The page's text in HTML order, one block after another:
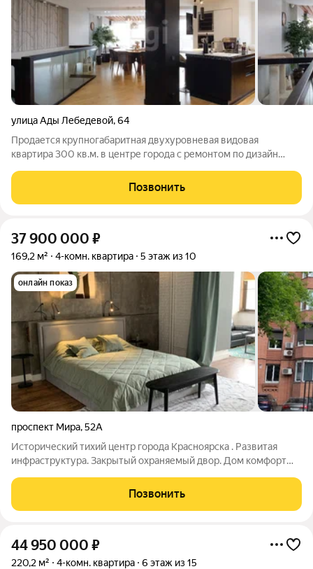
улица Ады Лебедевой,64
Продается крупногабаритная двухуровневая видовая
квартира 300 кв.м. в центре города с ремонтом по дизайн
построен в особом месте по специальному проекту.
Индивидуальная планировка с большими
Позвонить
37 900 000 ₽
169,2 м² 4-комн. квартира 5 этаж из 10
онлайн показ
проспект Мира,52А
Исторический тихий центр города Красноярска . Развитая
инфраструктура. Закрытый охраняемый двор. Дом комфорт
Лофт. Остаётся мебель, бытовая техника.
Позвонить
44 950 000 ₽
220,2 м² 4-комн. квартира 6 этаж из 15